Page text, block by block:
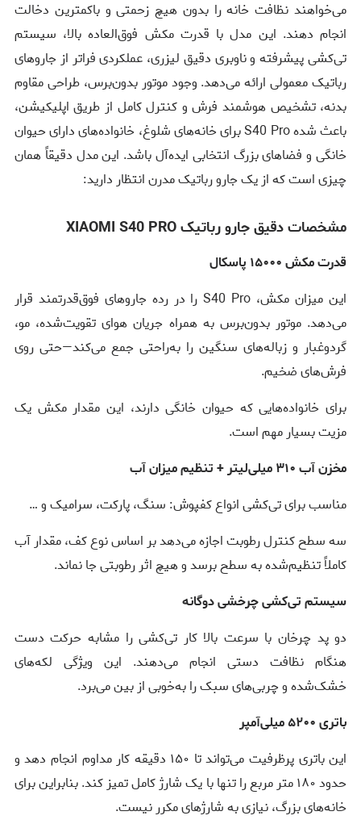
می‌خواهند نظافت خانه را بدون هیچ زحمتی و باکمترین دخالت
انجام دهند. این مدل با قدرت مکش فوق‌العاده بالا، سیستم
تی‌کشی پیشرفته و ناوبری دقیق لیزری، عملکردی فراتر از جاروهای
رباتیک معمولی ارائه می‌دهد. وجود موتور بدون‌برس، طراحی مقاوم
بدنه، تشخیص هوشمند فرش و کنترل کامل از طریق اپلیکیشن،
باعث شده S40 Pro برای خانه‌های شلوغ، خانواده‌های دارای حیوان
خانگی و فضاهای بزرگ انتخابی ایده‌آل باشد. این مدل دقیقاً همان
چیزی است که از یک جارو رباتیک مدرن انتظار دارید:
مشخصات دقیق جارو رباتیک XIAOMI S40 PRO
قدرت مکش ۱۵۰۰۰ پاسکال
این میزان مکش، S40 Pro را در رده جاروهای فوق‌قدرتمند قرار
می‌دهد. موتور بدون‌برس به همراه جریان هوای تقویت‌شده، مو،
گردوغبار و زباله‌های سنگین را به‌راحتی جمع می‌کند—حتی روی
فرش‌های ضخیم.
برای خانواده‌هایی که حیوان خانگی دارند، این مقدار مکش یک
مزیت بسیار مهم است.
مخزن آب ۳۱۰ میلی‌لیتر + تنظیم میزان آب
مناسب برای تی‌کشی انواع کفپوش: سنگ، پارکت، سرامیک و …
سه سطح کنترل رطوبت اجازه می‌دهد بر اساس نوع کف، مقدار آب
کاملاً تنظیم‌شده به سطح برسد و هیچ اثر رطوبتی جا نماند.
سیستم تی‌کشی چرخشی دوگانه
دو پد چرخان با سرعت بالا کار تی‌کشی را مشابه حرکت دست
هنگام نظافت دستی انجام می‌دهند. این ویژگی لکه‌های
خشک‌شده و چربی‌های سبک را به‌خوبی از بین می‌برد.
باتری ۵۲۰۰ میلی‌آمپر
این باتری پرظرفیت می‌تواند تا ۱۵۰ دقیقه کار مداوم انجام دهد و
حدود ۱۸۰ متر مربع را تنها با یک شارژ کامل تمیز کند. بنابراین برای
خانه‌های بزرگ، نیازی به شارژهای مکرر نیست.